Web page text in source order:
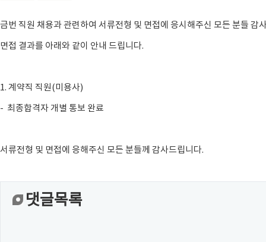
금번 직원 채용과 관련하여 서류전형 및 면접에 응시해주신 모든 분들 감
면접 결과를 아래와 같이 안내 드립니다.
1. 계약직 직원(미용사)
- 최종합격자 개별 통보 완료
서류전형 및 면접에 응해주신 모든 분들께 감사드립니다.
댓글목록